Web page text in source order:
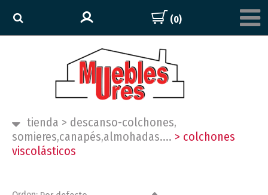
(0)
tienda > descanso-colchones,
somieres,canapés,almohadas.... > colchones
viscolásticos